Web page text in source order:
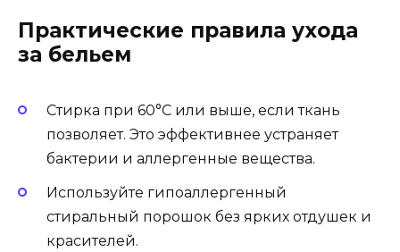
Практические правила ухода
за бельем
Стирка при 60°C или выше, если ткань
позволяет. Это эффективнее устраняет
бактерии и аллергенные вещества.
Используйте гипоаллергенный
стиральный порошок без ярких отдушек и
красителей.